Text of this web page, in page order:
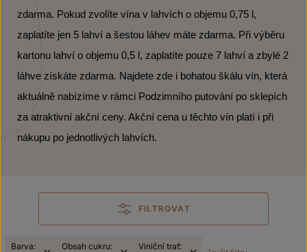
zdarma. Pokud zvolíte vína v lahvích o objemu 0,75 l,
zaplatíte jen 5 lahví a šestou láhev máte zdarma. Při výběru
kartonu lahví o objemu 0,5 l, zaplatíte pouze 7 lahví a zbylé 2
láhve získáte zdarma. Najdete zde i bohatou škálu vín, která
aktuálně nabízíme v rámci Podzimního putování po sklepích
za atraktivní akční ceny. Akční cena u těchto vín platí i při
nákupu po jednotlivých lahvích.
FILTROVAT
Barva:
Obsah cukru:
Viniční trať: